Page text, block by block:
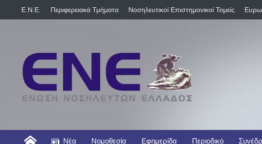
E.N.E. Περιφερειακά Τμήματα Νοσηλευτικοί Επιστημονικοί Τομείς
Νέα Νομοθεσία Εφημερίδα Περιοδικό